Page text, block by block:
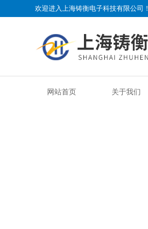
欢迎进入上海铸衡电子科技有限公司！
网站首页 关于我们